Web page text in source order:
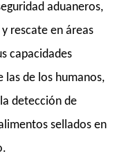
aduaneros,
rescate en áreas
capacidades
de los humanos,
detección de
sellados en